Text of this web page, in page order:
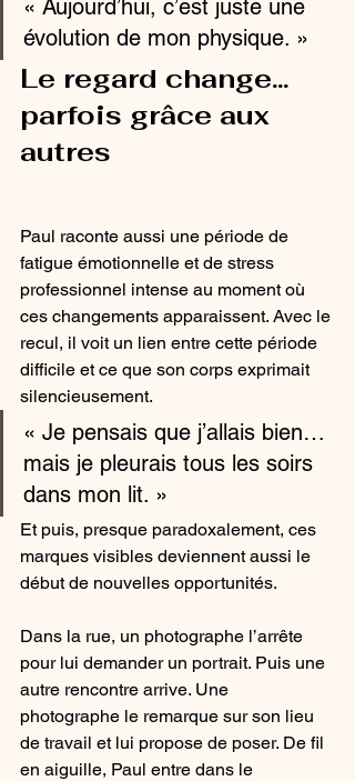
« Aujourd’hui, c’est juste une
évolution de mon physique. »
Le regard change…
parfois grâce aux
autres
Paul raconte aussi une période de
fatigue émotionnelle et de stress
professionnel intense au moment où
ces changements apparaissent. Avec le
recul, il voit un lien entre cette période
difficile et ce que son corps exprimait
silencieusement.
« Je pensais que j’allais bien…
mais je pleurais tous les soirs
dans mon lit. »
Et puis, presque paradoxalement, ces
marques visibles deviennent aussi le
début de nouvelles opportunités.
Dans la rue, un photographe l’arrête
pour lui demander un portrait. Puis une
autre rencontre arrive. Une
photographe le remarque sur son lieu
de travail et lui propose de poser. De fil
en aiguille, Paul entre dans le